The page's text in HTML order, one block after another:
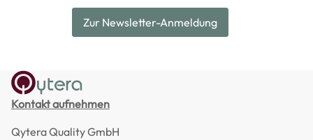
Zur Newsletter-Anmeldung
Kontakt aufnehmen
Qytera Quality GmbH